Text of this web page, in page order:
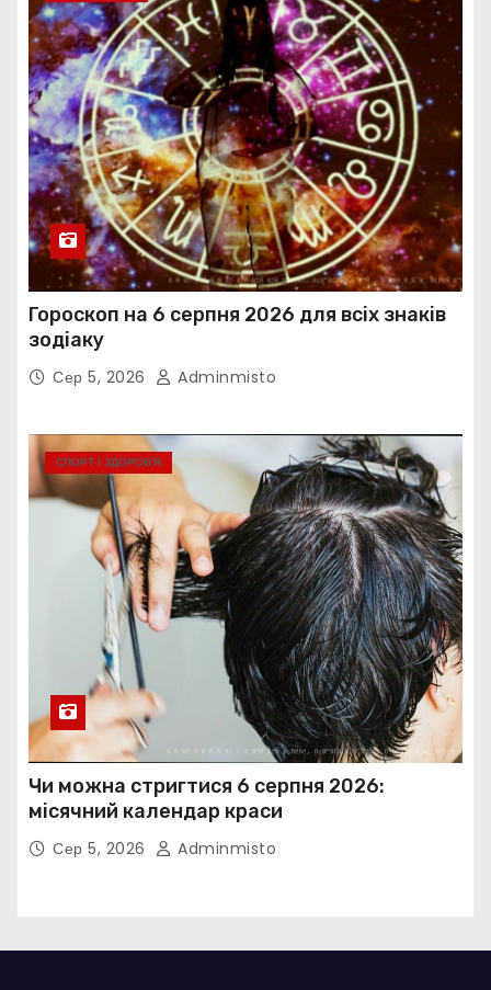
Гороскоп на 6 серпня 2026 для всіх знаків
зодіаку
Сер 5, 2026 Adminmisto
СПОРТ І ЗДОРОВ’Я
Чи можна стригтися 6 серпня 2026:
місячний календар краси
Сер 5, 2026 Adminmisto